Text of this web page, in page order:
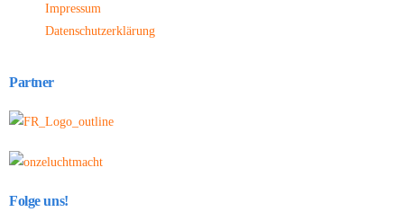
Impressum
Datenschutzerklärung
Partner
Folge uns!